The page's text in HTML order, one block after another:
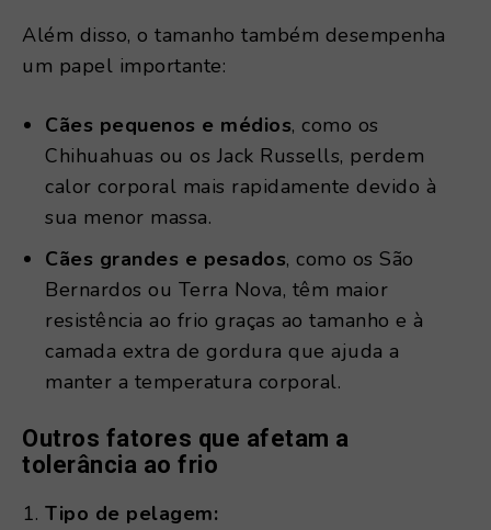
Além disso, o tamanho também desempenha
um papel importante:
Cães pequenos e médios, como os
Chihuahuas ou os Jack Russells, perdem
calor corporal mais rapidamente devido à
sua menor massa.
Cães grandes e pesados, como os São
Bernardos ou Terra Nova, têm maior
resistência ao frio graças ao tamanho e à
camada extra de gordura que ajuda a
manter a temperatura corporal.
Outros fatores que afetam a
tolerância ao frio
Tipo de pelagem: